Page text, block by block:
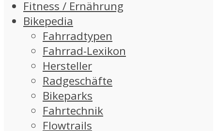
Fitness / Ernährung
Bikepedia
Fahrradtypen
Fahrrad-Lexikon
Hersteller
Radgeschäfte
Bikeparks
Fahrtechnik
Flowtrails